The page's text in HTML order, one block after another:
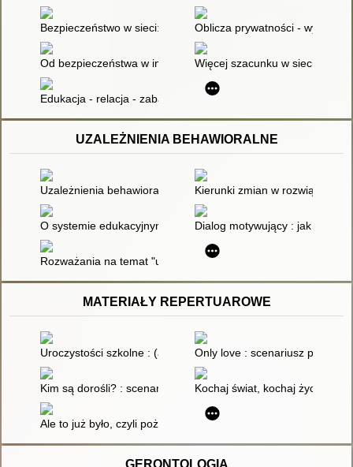
Bezpieczeństwo w sieci: krok po krokuOblicza prywatności -
Od bezpieczeństwa w internecie do obywatelstwa cyfrowego :
Więcej szacunku w sieci
Edukacja - relacja - zabawa : wieloaspektowość internetu w
UZALEŻNIENIA BEHAWIORALNE
Uzależnienia behawioralne - problem społeczny i
Kierunki zmian w
O systemie edukacyjnym z optymistyczną puentą
Dialog motywujący : jak pomóc
Rozważania na temat "uzależnienia od wszystkiego"
MATERIAŁY REPERTUAROWE
Uroczystości szkolne : (apele, konkursy, pantomima, teatr) w
Only love : scenariusz
Kim są dorośli? : scenariusz słowno-muzyczny z okazji
Kochaj świat, kochaj życie,
Ale to już było, czyli pożegnanie klas IV : scenariusz montażu
GERONTOLOGIA